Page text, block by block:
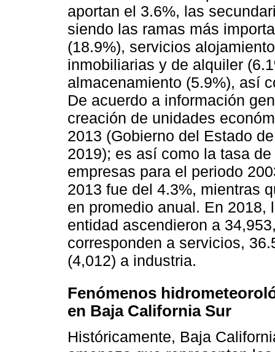
aportan el 3.6%, las
siendo las ramas más
(18.9%), servicios
inmobiliarias y de alquiler
almacenamiento (5.9%), así
De acuerdo a información
creación de unidades
2013 (Gobierno del Estado
2019); es así como la tasa
empresas para el periodo
2013 fue del 4.3%, mientras
en promedio anual. En
entidad ascendieron a
corresponden a servicios,
(4,012) a industria.
Fenómenos
en Baja California Sur
Históricamente, Baja